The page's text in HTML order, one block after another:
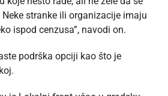
stranke ili organizacije imaju
ispod cenzusa”, navodi on.
podrška opciji kao što je